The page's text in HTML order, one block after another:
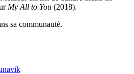
My All to You (2018).
sa communauté.